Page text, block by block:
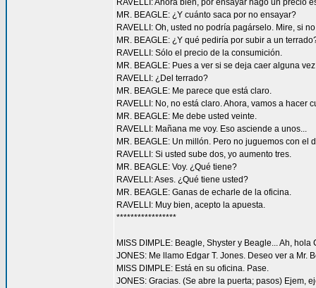
RAVELLI: Ahora bien, por ensayar hago un precio
MR. BEAGLE: ¿Y cuánto saca por no ensayar?
RAVELLI: Oh, usted no podría pagárselo. Mire, si
MR. BEAGLE: ¿Y qué pediría por subir a un
RAVELLI: Sólo el precio de la consumición.
MR. BEAGLE: Pues a ver si se deja caer alguna
RAVELLI: ¿Del terrado?
MR. BEAGLE: Me parece que está claro.
RAVELLI: No, no está claro. Ahora, vamos a hacer
MR. BEAGLE: Me debe usted veinte.
RAVELLI: Mañana me voy. Eso asciende a unos...
MR. BEAGLE: Un millón. Pero no juguemos con el
RAVELLI: Si usted sube dos, yo aumento tres.
MR. BEAGLE: Voy. ¿Qué tiene?
RAVELLI: Ases. ¿Qué tiene usted?
MR. BEAGLE: Ganas de echarle de la oficina.
RAVELLI: Muy bien, acepto la apuesta.
*****************
MISS DIMPLE: Beagle, Shyster y Beagle... Ah,
JONES: Me llamo Edgar T. Jones. Deseo ver a Mr.
MISS DIMPLE: Está en su oficina. Pase.
JONES: Gracias. (Se abre la puerta; pasos) Ejem,